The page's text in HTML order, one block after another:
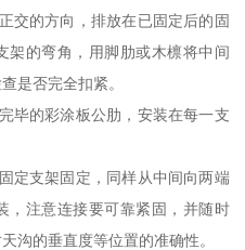
交的方向，排放在已固定后的固
架的弯角，用脚肋或木檩将中间
是否完全扣紧。
毕的彩涂板公肋，安装在每一支
定支架固定，同样从中间向两端
，注意连接要可靠紧固，并随时
沟的垂直度等位置的准确性。